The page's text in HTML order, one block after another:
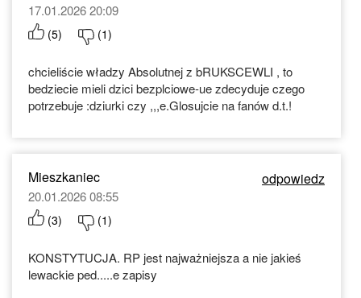
17.01.2026 20:09
(5) (1)
chcieliście władzy Absolutnej z bRUKSCEWLI , to
bedziecie mieli dzici bezplciowe-ue zdecyduje czego
potrzebuje :dziurki czy ,,,e.Glosujcie na fanów d.t.!
Mieszkaniec odpowiedz
20.01.2026 08:55
(3) (1)
KONSTYTUCJA. RP jest najważniejsza a nie jakieś
lewackie ped.....e zapisy